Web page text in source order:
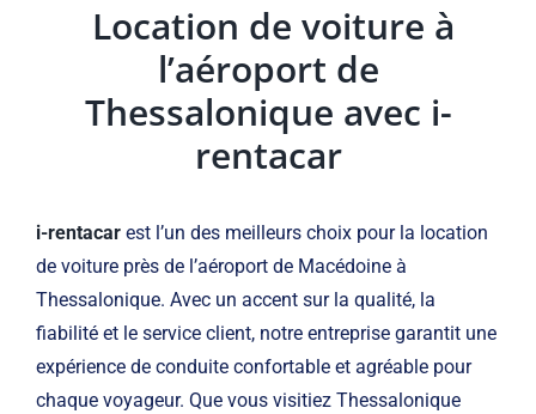
Location de voiture à
l’aéroport de
Thessalonique avec i-
rentacar
i-rentacarest l’un des meilleurs choix pour la location
de voiture près de l’aéroport de Macédoine à
Thessalonique. Avec un accent sur la qualité, la
fiabilité et le service client, notre entreprise garantit une
expérience de conduite confortable et agréable pour
chaque voyageur. Que vous visitiez Thessalonique